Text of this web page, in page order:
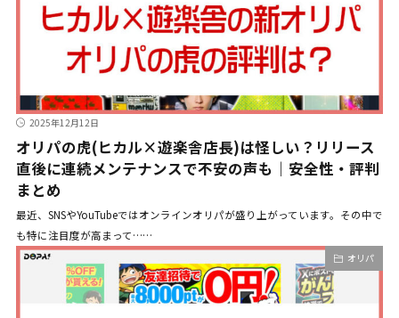
2025年12月12日
オリパの虎(ヒカル×遊楽舎店長)は怪しい？リリース
直後に連続メンテナンスで不安の声も｜安全性・評判
まとめ
最近、SNSやYouTubeではオンラインオリパが盛り上がっています。その中で
も特に注目度が高まって……
オリパ